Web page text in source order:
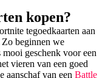
kopen?
tegoedkaarten aan
beginnen we
geschenk voor een
vieren van een goed
aanschaf van een Battle